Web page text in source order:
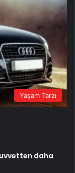
Yaşam Tarzı
daha